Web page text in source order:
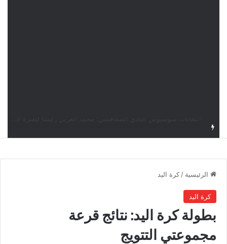
الرئيسية / كرة اليد
كرة اليد
بطولة كرة اليد: نتائج قرعة
مجموعتي التتويج